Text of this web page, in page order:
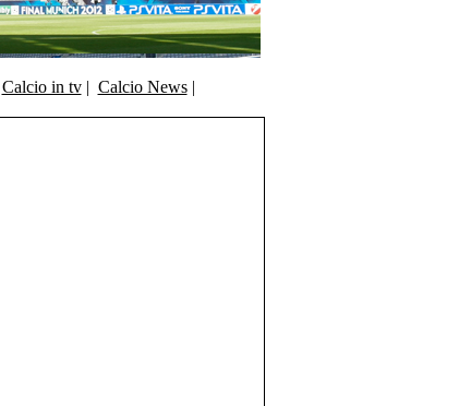
Calcio in tv| Calcio News|